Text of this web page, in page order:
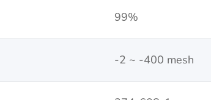
99%
-2 ~ -400 mesh